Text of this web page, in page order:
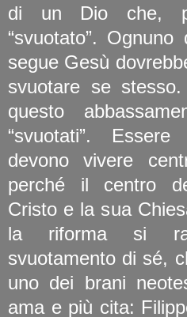
di un Dio che,
“svuotato”.
segue Gesù
svuotare se
questo
“svuotati”.
devono vivere
perché il centro
Cristo e la sua
la riforma si
svuotamento di sé,
uno dei brani
ama e più cita: